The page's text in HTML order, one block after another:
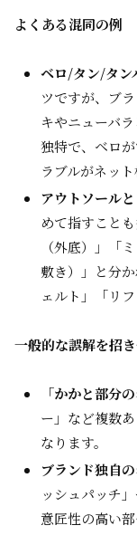
よくある混同の例
ベロ/タン/タン
ツですが、ブ
キやニューバ
独特で、ベロ
ラブルがネッ
アウトソール
めて指すこと
（外底）」「
敷き）」と分
ェルト」「リ
一般的な誤解を招
「かかと部分の
ー」など複数
なります。
ブランド独自
ッシュパッチ
意匠性の高い部